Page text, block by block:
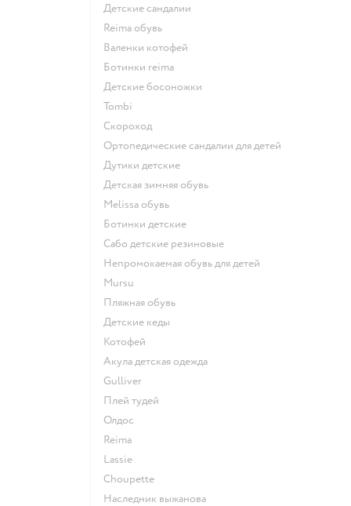
Детские сандалии
Reima обувь
Валенки котофей
Ботинки reima
Детские босоножки
Tombi
Скороход
Ортопедические сандалии для детей
Дутики детские
Детская зимняя обувь
Melissa обувь
Ботинки детские
Сабо детские резиновые
Непромокаемая обувь для детей
Mursu
Пляжная обувь
Детские кеды
Котофей
Акула детская одежда
Gulliver
Плей тудей
Олдос
Reima
Lassie
Choupette
Наследник выжанова